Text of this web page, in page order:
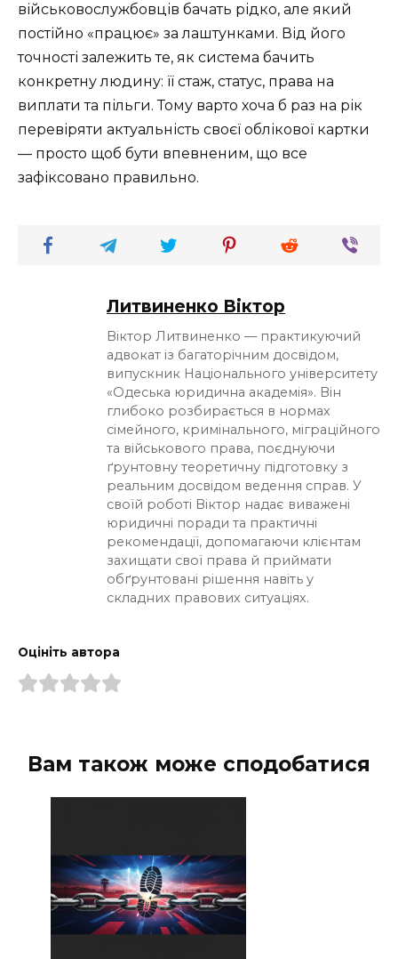
військовослужбовців бачать рідко, але який
постійно «працює» за лаштунками. Від його
точності залежить те, як система бачить
конкретну людину: її стаж, статус, права на
виплати та пільги. Тому варто хоча б раз на рік
перевіряти актуальність своєї облікової картки
— просто щоб бути впевненим, що все
зафіксовано правильно.
Литвиненко Віктор
Віктор Литвиненко — практикуючий
адвокат із багаторічним досвідом,
випускник Національного університету
«Одеська юридична академія». Він
глибоко розбирається в нормах
сімейного, кримінального, міграційного
та військового права, поєднуючи
ґрунтовну теоретичну підготовку з
реальним досвідом ведення справ. У
своїй роботі Віктор надає виважені
юридичні поради та практичні
рекомендації, допомагаючи клієнтам
захищати свої права й приймати
обґрунтовані рішення навіть у
складних правових ситуаціях.
Оцініть автора
Вам також може сподобатися